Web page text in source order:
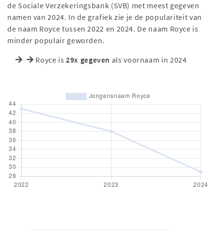
de Sociale Verzekeringsbank (SVB) met meest gegeven
namen van 2024. In de grafiek zie je de populariteit van
de naam Royce tussen 2022 en 2024. De naam Royce is
minder populair geworden.
Royce is29x gegeven als voornaam in 2024